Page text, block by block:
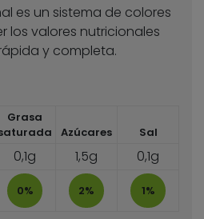
es un sistema de colores
los valores nutricionales
y completa.
Grasa
Azúcares Sal
0,1g 1,5g 0,1g
0% 2% 1%